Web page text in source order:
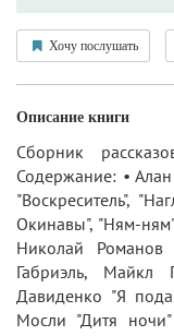
Хочу послушать
Описание книги
Сборник
Содержание: •
"Воскреситель",
Окинавы", "Ням-
Николай Романов
Габриэль, Майкл
Давиденко "Я
Мосли "Дитя